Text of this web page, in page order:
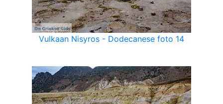
Vulkaan Nisyros - Dodecanese foto 14